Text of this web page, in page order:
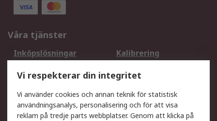
Våra tjänster
Inköpslösningar
Kalibrering
DesignSpark
Teknisk Support
Ditt lokala säljteam
Exportlösningar
Support
Vi respekterar din integritet
Vi använder cookies och annan teknik för statistisk
användningsanalys, personalisering och för att visa
reklam på tredje parts webbplatser. Genom att klicka på